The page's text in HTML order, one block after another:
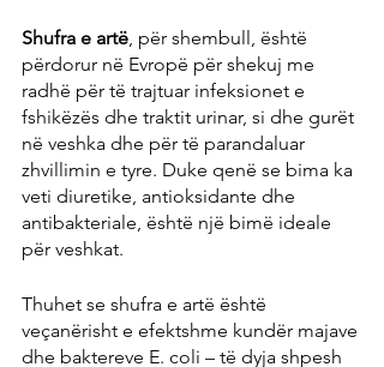
Shufra e artë , për shembull, është
përdorur në Evropë për shekuj me
radhë për të trajtuar infeksionet e
fshikëzës dhe traktit urinar, si dhe gurët
në veshka dhe për të parandaluar
zhvillimin e tyre. Duke qenë se bima ka
veti diuretike, antioksidante dhe
antibakteriale, është një bimë ideale
për veshkat.
Thuhet se shufra e artë është
veçanërisht e efektshme kundër majave
dhe baktereve E. coli – të dyja shpesh